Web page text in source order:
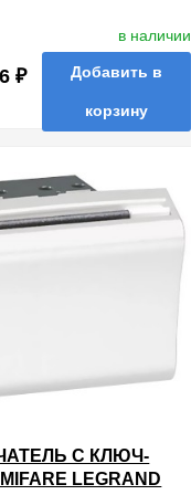
₽
в наличии
Добавить в
корзину
С КЛЮЧ-
LEGRAND